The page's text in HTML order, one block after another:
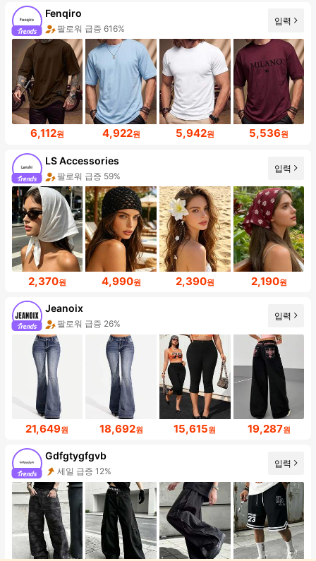
Fenqiro
팔로워 급증 616%
입력
6,112원 4,922원 5,942원 5,536원
LS Accessories
팔로워 급증 59%
입력
2,370원 4,990원 2,390원 2,190원
Jeanoix
팔로워 급증 26%
입력
21,649원 18,692원 15,615원 19,287원
Gdfgtygfgvb
세일 급증 12%
입력